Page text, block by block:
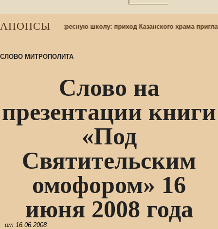
АНОНСЫв воскресную школу: приход Казанского храма
СЛОВО МИТРОПОЛИТА
Слово на
презентации книги
«Под
Святительским
омофором» 16
июня 2008 года
от 16.06.2008